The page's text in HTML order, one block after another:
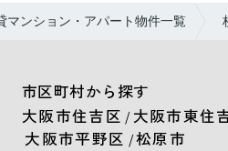
マンション・アパート物件一覧
市区町村から探す
大阪市住吉区 / 大阪市東住
大阪市平野区 /松原市